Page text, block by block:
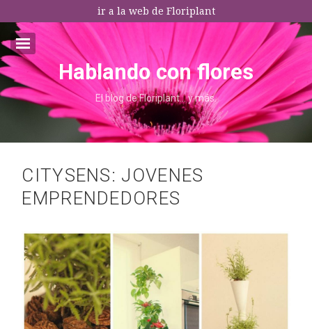
ir a la web de Floriplant
I agree terms and conditions.*
Email:*
* This field is required
ARTE FLORAL
Hablando con flores
El blog de Floriplant… y más.
CITYSENS: JOVENES
EMPRENDEDORES